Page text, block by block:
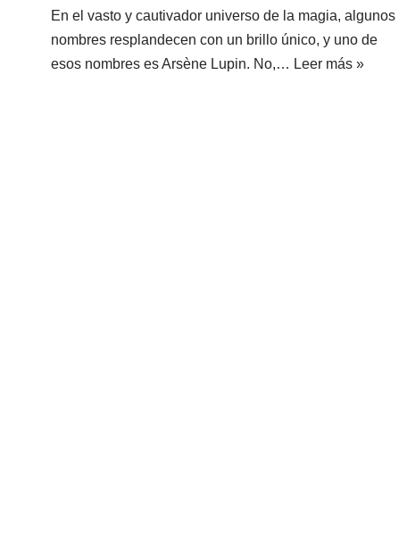
En el vasto y cautivador universo de la magia, algunos
nombres resplandecen con un brillo único, y uno de
esos nombres es Arsène Lupin. No,… Leer más »